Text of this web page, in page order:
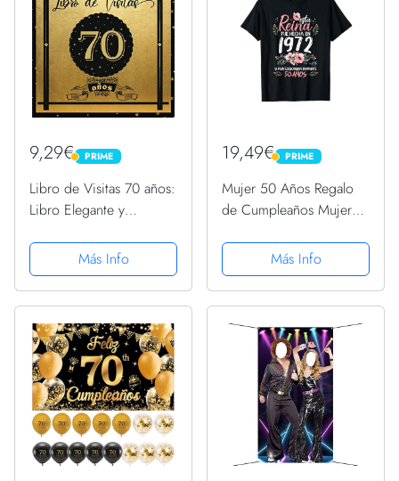
9,29€ PRIME
PRIME
Libro de Visitas 70 años:
Libro Elegante y
Un Evento Especial |
Regalos y Decoraciones
de Cumpleaños Para
Gran...
Más Info
19,49€ PRIME
PRIME
Mujer 50 Años Regalo
de Cumpleaños Mujer
CamisetaMás Info